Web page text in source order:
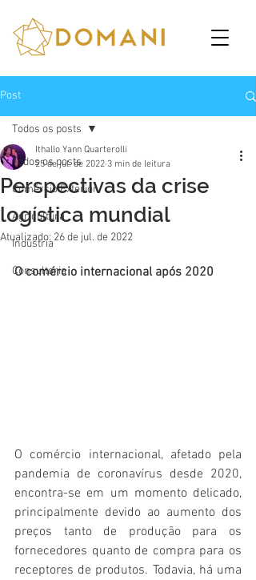
Post
Todos os posts
Comércio Exterior
Agricultura
Indústria
Consultoria
Todos os posts
Perspectivas da crise
logística mundial
Ithallo Yann Quarterolli
25 de jul. de 2022 3 min de leitura
Atualizado: 26 de jul. de 2022
O comércio internacional após 2020
O comércio internacional, afetado pela
pandemia de coronavírus desde 2020,
encontra-se em um momento delicado,
principalmente devido ao aumento dos
preços tanto de produção para os
fornecedores quanto de compra para os
receptores de produtos. Todavia, há uma